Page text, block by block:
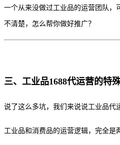
一个从来没做过工业品的运营团队，
不清楚，怎么帮你做好推广？
三、工业品1688代运营的特
说了这么多坑，我们来说说工业品代
工业品和消费品的运营逻辑，完全是